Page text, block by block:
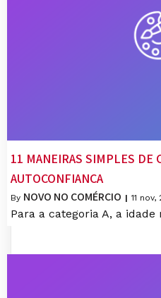
11 MANEIRAS SIMPLES DE
AUTOCONFIANÇA
By NOVO NO COMÉRCIO | 11 nov,
Para a categoria A, a